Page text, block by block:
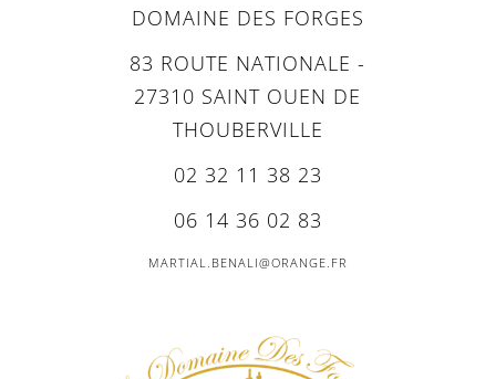
DOMAINE DES FORGES
83 ROUTE NATIONALE -
27310 SAINT OUEN DE
THOUBERVILLE
02 32 11 38 23
06 14 36 02 83
MARTIAL.BENALI@ORANGE.FR